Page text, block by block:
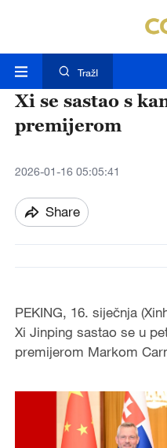
TražI
Xi se sastao s
premijerom
2026-01-16 05:05:41
Share
PEKING, 16. siječnja
Xi Jinping sastao se u
premijerom Markom